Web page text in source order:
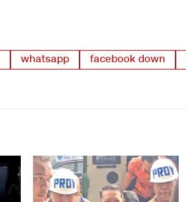
whatsapp facebook down